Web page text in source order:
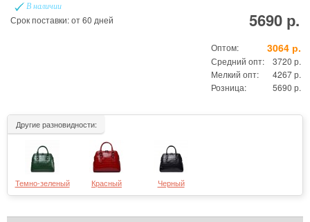
В наличии
Срок поставки: от 60 дней 5690 р.
Оптом: 3064 р.
Средний опт:
3720 р.
Мелкий опт:
4267 р.
Розница:
5690 р.
Другие разновидности:
Темно-зеленый Красный Черный